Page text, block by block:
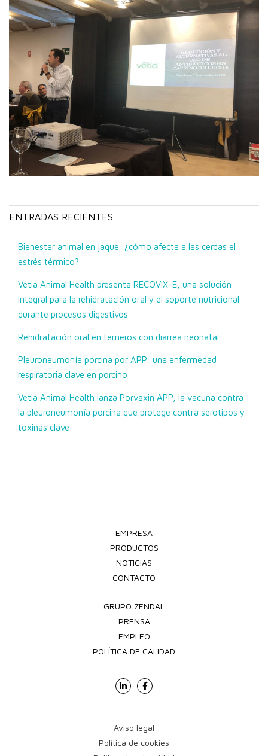
ENTRADAS RECIENTES
Bienestar animal en jaque: ¿cómo afecta a las cerdas el
estrés térmico?
Vetia Animal Health presenta RECOVIX-E, una solución
integral para la rehidratación oral y el soporte nutricional
durante procesos digestivos
Rehidratación oral en terneros con diarrea neonatal
Pleuroneumonía porcina por APP: una enfermedad
respiratoria clave en porcino
Vetia Animal Health lanza Porvaxin APP, la vacuna contra
la pleuroneumonía porcina que protege contra serotipos y
toxinas clave
EMPRESA
PRODUCTOS
NOTICIAS
CONTACTO
GRUPO ZENDAL
PRENSA
EMPLEO
POLÍTICA DE CALIDAD
Aviso legal
Política de cookies